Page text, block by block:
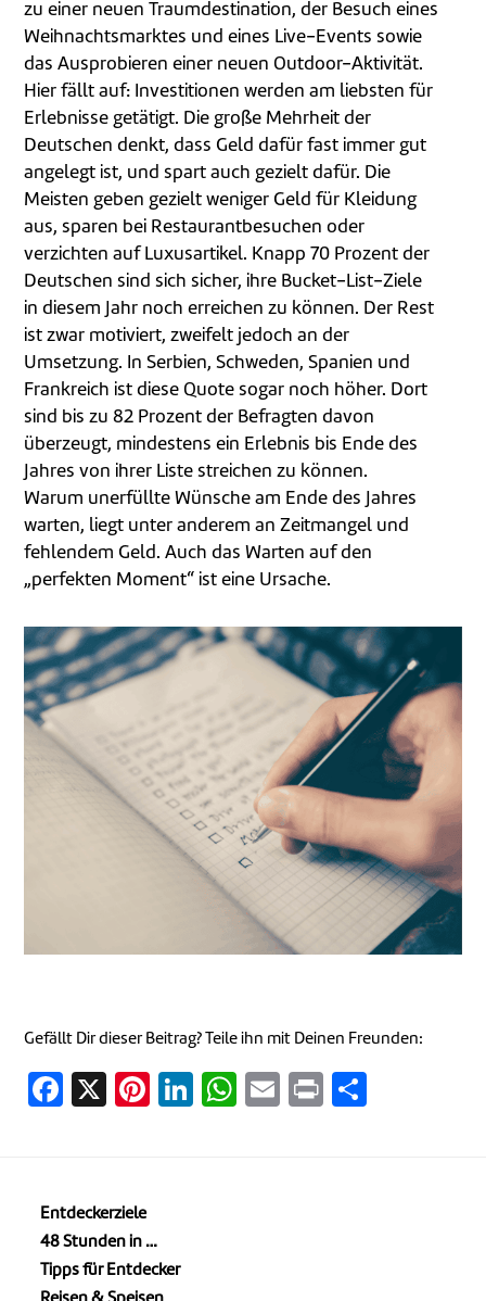
zu einer neuen Traumdestination, der Besuch eines
Weihnachtsmarktes und eines Live-Events sowie
das Ausprobieren einer neuen Outdoor-Aktivität.
Hier fällt auf: Investitionen werden am liebsten für
Erlebnisse getätigt. Die große Mehrheit der
Deutschen denkt, dass Geld dafür fast immer gut
angelegt ist, und spart auch gezielt dafür. Die
Meisten geben gezielt weniger Geld für Kleidung
aus, sparen bei Restaurantbesuchen oder
verzichten auf Luxusartikel. Knapp 70 Prozent der
Deutschen sind sich sicher, ihre Bucket-List-Ziele
in diesem Jahr noch erreichen zu können. Der Rest
ist zwar motiviert, zweifelt jedoch an der
Umsetzung. In Serbien, Schweden, Spanien und
Frankreich ist diese Quote sogar noch höher. Dort
sind bis zu 82 Prozent der Befragten davon
überzeugt, mindestens ein Erlebnis bis Ende des
Jahres von ihrer Liste streichen zu können.
Warum unerfüllte Wünsche am Ende des Jahres
warten, liegt unter anderem an Zeitmangel und
fehlendem Geld. Auch das Warten auf den
„perfekten Moment“ ist eine Ursache.
Gefällt Dir dieser Beitrag? Teile ihn mit Deinen Freunden:
Facebook
X Pinterest
LinkedIn
WhatsApp
EmailPrint
Entdeckerziele
48 Stunden in …
Tipps für Entdecker